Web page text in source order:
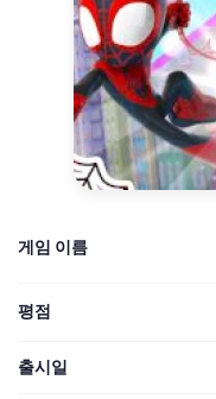
게임 이름
평점
출시일